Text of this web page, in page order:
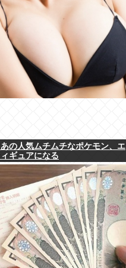
あの人気ムチムチなポケモン、エ
ギュアになる